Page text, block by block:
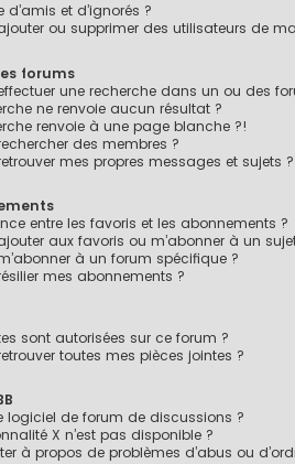
et d’ignorés ?
ou supprimer des utilisateurs de ma
forums
une recherche dans un ou des
ne renvoie aucun résultat ?
renvoie à une page blanche ?!
des membres ?
mes propres messages et sujets ?
entre les favoris et les abonnements ?
aux favoris ou m’abonner à un
à un forum spécifique ?
mes abonnements ?
sont autorisées sur ce forum ?
toutes mes pièces jointes ?
logiciel de forum de discussions ?
X n’est pas disponible ?
à propos de problèmes d’abus ou